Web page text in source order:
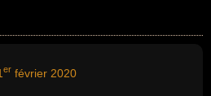
er février 2020